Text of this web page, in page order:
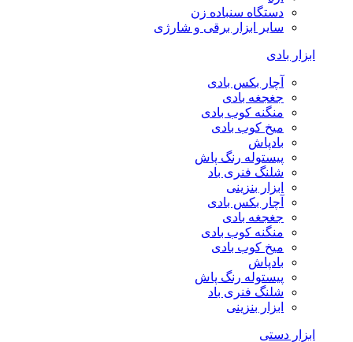
دستگاه سنباده زن
سایر ابزار برقی و شارژی
ابزار بادی
آچار بکس بادی
جغجغه بادی
منگنه کوب بادی
میخ کوب بادی
بادپاش
پیستوله رنگ پاش
شلنگ فنری باد
ابزار بنزینی
آچار بکس بادی
جغجغه بادی
منگنه کوب بادی
میخ کوب بادی
بادپاش
پیستوله رنگ پاش
شلنگ فنری باد
ابزار بنزینی
ابزار دستی